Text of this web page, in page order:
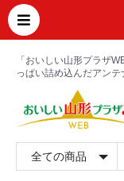
「おいしい山形プラザ
っぱい詰め込んだアンテ